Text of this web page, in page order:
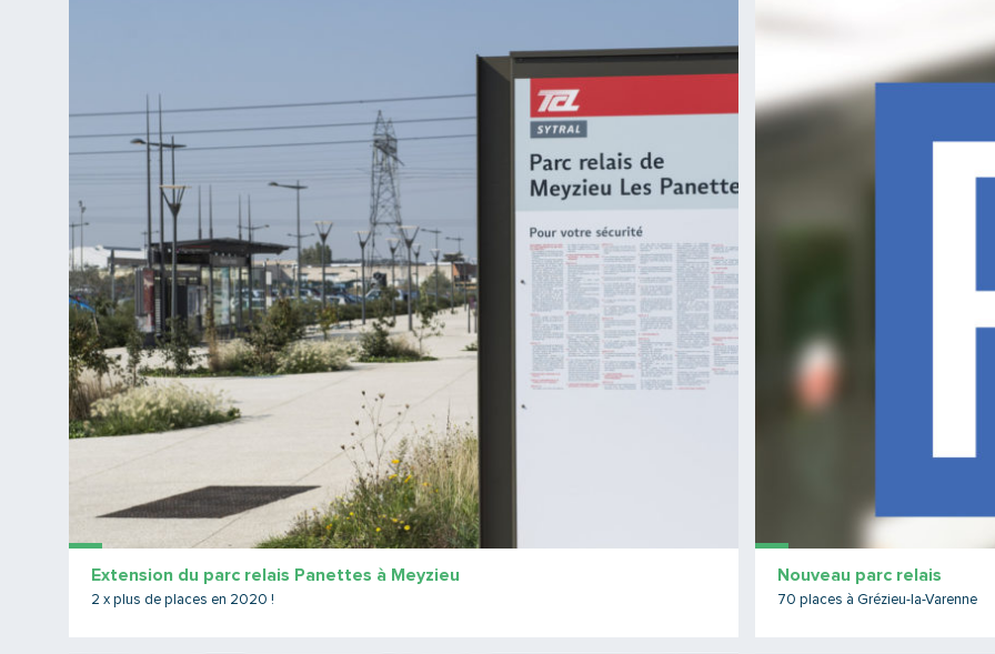
Extension du parc relais Panettes à Meyzieu
2 x plus de places en 2020 !
Nouveau parc relais
70 places à Grézieu-la-Varenne